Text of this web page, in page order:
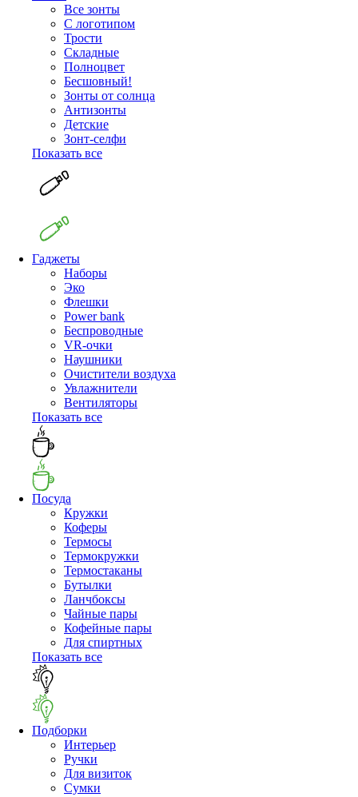
Все зонты
С логотипом
Трости
Складные
Полноцвет
Бесшовный!
Зонты от солнца
Антизонты
Детские
Зонт-селфи
Показать все
Гаджеты
Наборы
Эко
Флешки
Power bank
Беспроводные
VR-очки
Наушники
Очистители воздуха
Увлажнители
Вентиляторы
Показать все
Посуда
Кружки
Коферы
Термосы
Термокружки
Термостаканы
Бутылки
Ланчбоксы
Чайные пары
Кофейные пары
Для спиртных
Показать все
Подборки
Интерьер
Ручки
Для визиток
Сумки